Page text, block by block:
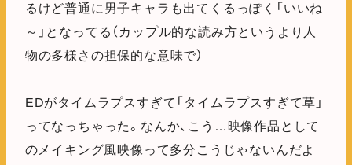
るけど普通に男子キャラも出てくるっぽく「いいね
～」となってる（カップル的な読み方というより人
物の多様さの担保的な意味で）
EDがタイムラプスすぎて「タイムラプスすぎて草」
ってなっちゃった。なんか、こう…映像作品として
のメイキング風映像って多分こうじゃないんだよ